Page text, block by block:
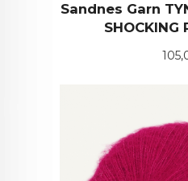
Sandnes Garn
SHOCKING
Pris